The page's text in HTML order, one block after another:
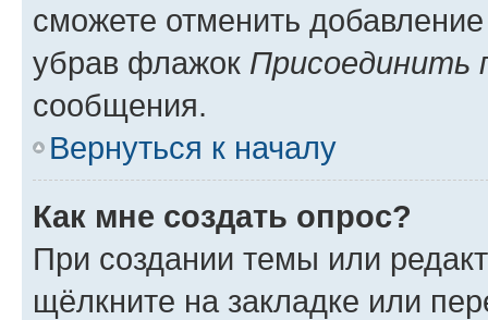
сможете отменить
убрав флажок Присоединить
сообщения.
Вернуться к началу
Как мне создать опрос?
При создании темы или
щёлкните на закладке или